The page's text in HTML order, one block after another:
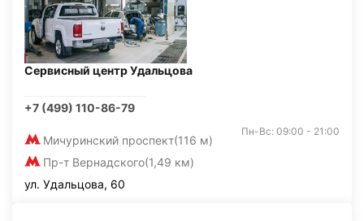
Сервисный центр Удальцова
+7 (499) 110-86-79
Мичуринский проспект(116 м)
Пр-т Вернадского(1,49 км)
Пн-Вс: 09:00 - 21:00
ул. Удальцова, 60